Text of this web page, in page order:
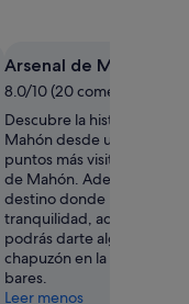
Arsenal de Mahón
8.0/10 (20 comentarios)
Descubre la historia local
Mahón desde uno de sus
puntos más visitados:
de Mahón. Además de ser
destino donde reina la
tranquilidad, aquí también
podrás darte algún que
chapuzón en la playa o
bares.
Leer menos